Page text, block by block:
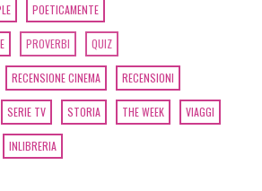
POETICAMENTE
PROVERBI QUIZ
RECENSIONE CINEMA RECENSIONI
SERIE TV STORIA THE WEEK VIAGGI
INLIBRERIA